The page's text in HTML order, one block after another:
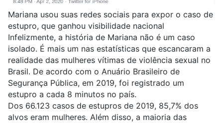
Mariana usou suas redes sociais para expor o caso de
estupro, que ganhou visibilidade nacional
Infelizmente, a história de Mariana não é um caso
isolado. É mais um nas estatísticas que escancaram a
realidade das mulheres vítimas de violência sexual no
Brasil. De acordo com o Anuário Brasileiro de
Segurança Pública, em 2019, foi registrado um
estupro a cada 8 minutos no país.
Dos 66.123 casos de estupros de 2019, 85,7% dos
alvos eram mulheres. Além disso, a maioria das